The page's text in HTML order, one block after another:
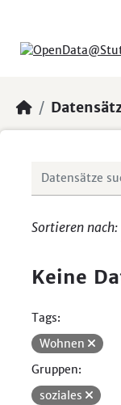
Sortieren nach
Keine
Tags:
Wohnen
Gruppen:
soziales